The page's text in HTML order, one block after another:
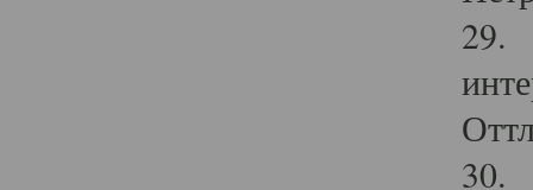
29.
30.